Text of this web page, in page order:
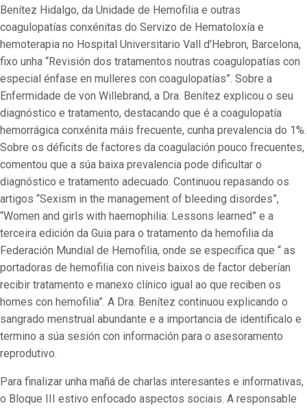
Benítez Hidalgo, da Unidade de Hemofilia e outras
coagulopatías conxénitas do Servizo de Hematoloxía e
hemoterapia no Hospital Universitario Vall d’Hebron, Barcelona,
fixo unha “Revisión dos tratamentos noutras coagulopatías con
especial énfase en mulleres con coagulopatías”. Sobre a
Enfermidade de von Willebrand, a Dra. Benítez explicou o seu
diagnóstico e tratamento, destacando que é a coagulopatía
hemorrágica conxénita máis frecuente, cunha prevalencia do 1%.
Sobre os déficits de factores da coagulación pouco frecuentes,
comentou que a súa baixa prevalencia pode dificultar o
diagnóstico e tratamento adecuado. Continuou repasando os
artigos “Sexism in the management of bleeding disordes”,
“Women and girls with haemophilia: Lessons learned” e a
terceira edición da Guia para o tratamento da hemofilia da
Federación Mundial de Hemofilia, onde se especifica que “ as
portadoras de hemofilia con niveis baixos de factor deberían
recibir tratamento e manexo clínico igual ao que reciben os
homes con hemofilia”. A Dra. Benítez continuou explicando o
sangrado menstrual abundante e a importancia de identificalo e
termino a súa sesión con información para o asesoramento
reprodutivo.
Para finalizar unha mañá de charlas interesantes e informativas,
o Bloque III estivo enfocado aspectos sociais. A responsable